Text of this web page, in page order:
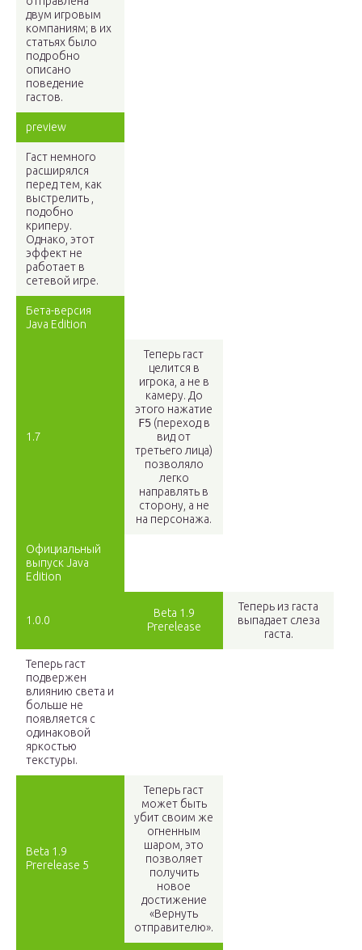
двум игровым
компаниям; в их
статьях было
подробно
описано
поведение
гастов.
preview
Гаст немного
расширялся
перед тем, как
выстрелить ,
подобно
криперу.
Однако, этот
эффект не
работает в
сетевой игре.
Бета-версия
Java Edition
1.7
Теперь гаст
целится в
игрока, а не в
камеру. До
этого нажатие
F5(переход в
вид от
третьего лица)
позволяло
легко
направлять в
сторону, а не
на персонажа.
Официальный
выпуск Java
Edition
1.0.0
Beta 1.9
Prerelease
Теперь из гаста
выпадает слеза
гаста.
Теперь гаст
подвержен
влиянию света и
больше не
появляется с
одинаковой
яркостью
текстуры.
Beta 1.9
Prerelease 5
Теперь гаст
может быть
убит своим же
огненным
шаром, это
позволяет
получить
новое
достижение
«Вернуть
отправителю».